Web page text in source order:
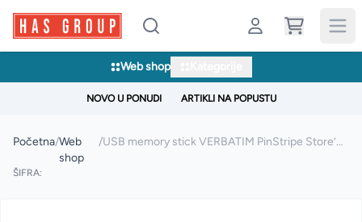
Web shop
NOVO U PONUDI ARTIKLI NA POPUSTU
Početna/Web
shop
/ USB memory stick VERBATIM PinStripe Store’n’Go 2.0 64GB
ŠIFRA: